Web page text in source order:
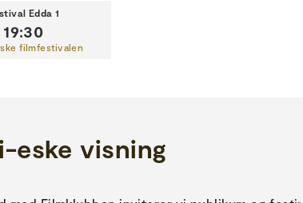
Edda 1
19:30
filmfestivalen
eske visning